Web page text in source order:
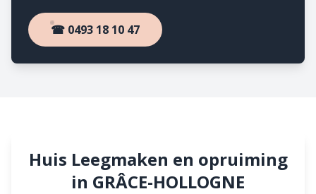
☎ 0493 18 10 47
Huis Leegmaken en opruiming
in GRÂCE-HOLLOGNE